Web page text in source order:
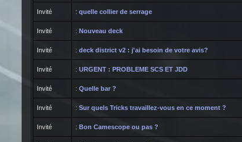
Invité : quelle collier de serrage
Invité : Nouveau deck
Invité : deck district v2 : j'ai besoin de votre avis?
Invité : URGENT : PROBLEME SCS ET JDD
Invité : Quelle bar ?
Invité : Sur quels Tricks travaillez-vous en ce moment ?
Invité : Bon Camescope ou pas ?